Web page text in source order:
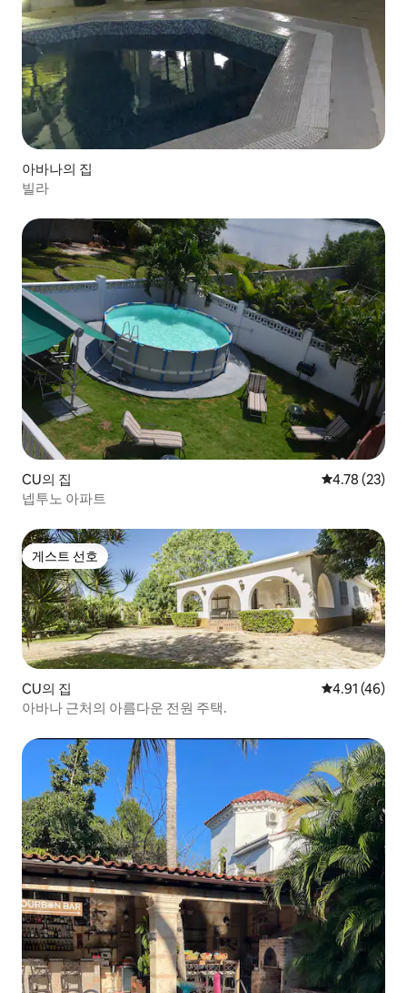
아바나의 집
빌라
CU의 집 평점 4.78점
4.78 (23)
넵투노 아파트
게스트 선호
게스트 선호
CU의 집 평점 4.91점
4.91 (46)
아바나 근처의 아름다운 전원 주택.